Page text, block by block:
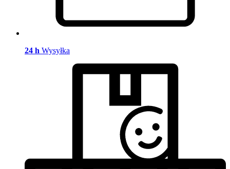
24 h Wysyłka